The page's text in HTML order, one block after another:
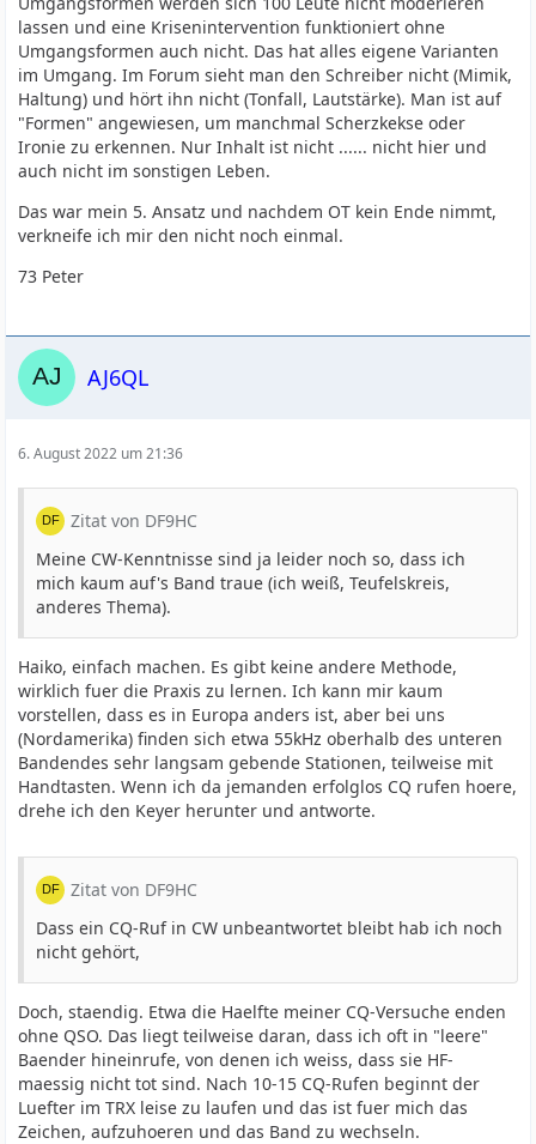
Leuten zu moderieren, kann ich
für diese "angeblichen normierten" Umgangsformen, wie
sie teilweise hier im Forum eingezogen sind,
nicht wegdenken.
Ich geh demnächst auch weg von hier, nicht wegen der
Inhalte, die sind meist topp, sondern wegen der
Umgangsformen und der
lassen und eine Krisenintervention funktioniert ohne
Umgangsformen auch nicht. Das hat alles eigene Varianten
im Umgang. Im Forum sieht man den Schreiber nicht (Mimik,
Haltung) und hört ihn nicht (Tonfall, Lautstärke). Man ist auf
"Formen" angewiesen, um manchmal Scherzkekse oder
Ironie zu erkennen. Nur Inhalt ist nicht ...... nicht hier und
auch nicht im sonstigen Leben.
Das war mein 5. Ansatz und nachdem OT kein Ende nimmt,
verkneife ich mir den nicht noch einmal.
73 Peter
AJ6QL
6. August 2022 um 21:36
Zitat von DF9HC
Meine CW-Kenntnisse sind ja leider noch so, dass ich
mich kaum auf's Band traue (ich weiß, Teufelskreis,
anderes Thema).
Haiko, einfach machen. Es gibt keine andere Methode,
wirklich fuer die Praxis zu lernen. Ich kann mir kaum
vorstellen, dass es in Europa anders ist, aber bei uns
(Nordamerika) finden sich etwa 55kHz oberhalb des unteren
Bandendes sehr langsam gebende Stationen, teilweise mit
Handtasten. Wenn ich da jemanden erfolglos CQ rufen hoere,
drehe ich den Keyer herunter und antworte.
Zitat von DF9HC
Dass ein CQ-Ruf in CW unbeantwortet bleibt hab ich noch
nicht gehört,
Doch, staendig. Etwa die Haelfte meiner CQ-Versuche enden
ohne QSO. Das liegt teilweise daran, dass ich oft in "leere"
Baender hineinrufe, von denen ich weiss, dass sie HF-
maessig nicht tot sind. Nach 10-15 CQ-Rufen beginnt der
Luefter im TRX leise zu laufen und das ist fuer mich das
Zeichen, aufzuhoeren und das Band zu wechseln.